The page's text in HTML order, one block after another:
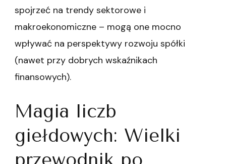
spojrzeć na trendy sektorowe i
makroekonomiczne – mogą one mocno
wpływać na perspektywy rozwoju spółki
(nawet przy dobrych wskaźnikach
finansowych).
Magia liczb
giełdowych: Wielki